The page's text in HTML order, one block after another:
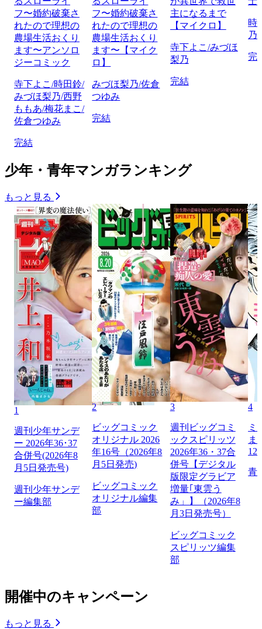
フ〜婚約破棄さ
れたので理想の
農場生活おくり
ます〜アンソロ
ジーコミック
寺下よこ/時田鈴/
みづほ梨乃/西野
ももあ/梅花まこ/
佐倉つゆみ
完結
フ〜婚約破棄さ
れたので理想の
農場生活おくり
ます〜【マイク
ロ】
みづほ梨乃/佐倉
つゆみ
完結
主になるまで
【マイクロ】
寺下よこ/みづほ
梨乃
完結
時
乃
完
少年・青年マンガランキング
もっと見る
1
週刊少年サンデ
ー 2026年36･37
合併号(2026年8
月5日発売号)
週刊少年サンデ
ー編集部
2
ビッグコミック
オリジナル 2026
年16号（2026年8
月5日発売)
ビッグコミック
オリジナル編集
部
3
週刊ビッグコミ
ックスピリッツ
2026年36・37合
併号【デジタル
版限定グラビア
増量｢東雲う
み」】（2026年8
月3日発売号）
ビッグコミック
スピリッツ編集
部
4
ミ
ま
129
青
開催中のキャンペーン
もっと見る